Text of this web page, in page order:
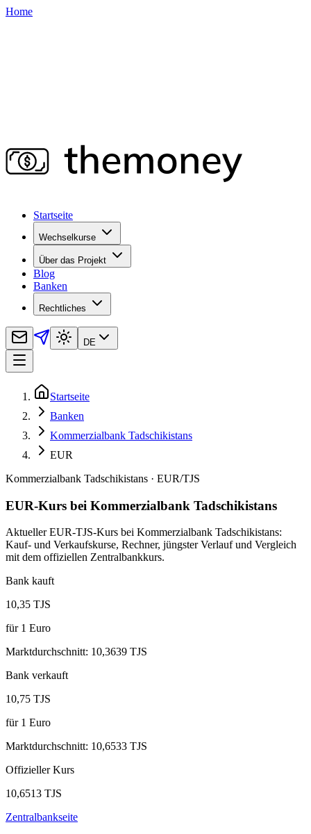
Home
Startseite
Wechselkurse
Über das Projekt
Blog
Banken
Rechtliches
DE
Startseite
Banken
Kommerzialbank Tadschikistans
EUR
Kommerzialbank Tadschikistans · EUR/TJS
EUR-Kurs bei Kommerzialbank Tadschikistans
Aktueller EUR-TJS-Kurs bei Kommerzialbank Tadschikistans:
Kauf- und Verkaufskurse, Rechner, jüngster Verlauf und Vergleich
mit dem offiziellen Zentralbankkurs.
Bank kauft
10,35 TJS
für1 Euro
Marktdurchschnitt: 10,3639 TJS
Bank verkauft
10,75 TJS
für1 Euro
Marktdurchschnitt: 10,6533 TJS
Offizieller Kurs
10,6513 TJS
Zentralbankseite